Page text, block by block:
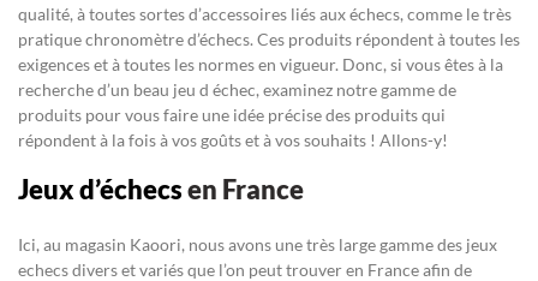
qualité, à toutes sortes d’accessoires liés aux échecs, comme le très
pratique chronomètre d’échecs. Ces produits répondent à toutes les
exigences et à toutes les normes en vigueur. Donc, si vous êtes à la
recherche d’un beau jeu d échec, examinez notre gamme de
produits pour vous faire une idée précise des produits qui
répondent à la fois à vos goûts et à vos souhaits ! Allons-y!
Jeux d’échecsen France
Ici, au magasin Kaoori, nous avons une très large gamme des jeux
echecs divers et variés que l’on peut trouver en France afin de